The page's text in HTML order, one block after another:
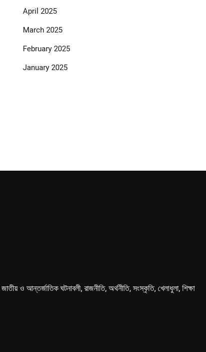
April 2025
March 2025
February 2025
January 2025
ও আন্তর্জাতিক ঘটনাবলী, রাজনীতি, অর্থনীতি, সংস্কৃতি, খেলাধুলা, শিক্ষা